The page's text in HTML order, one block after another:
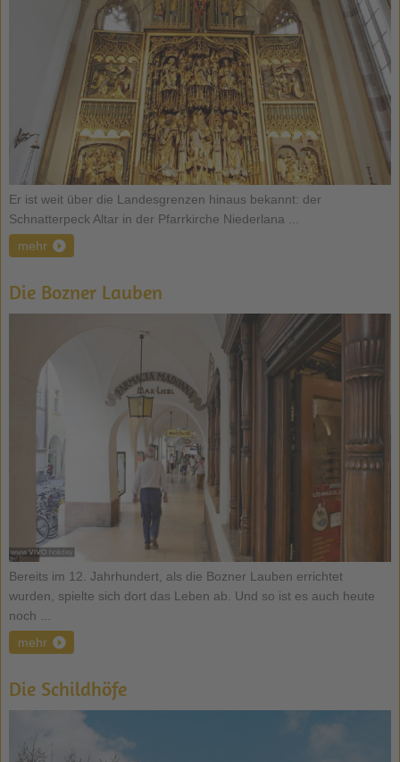
Er ist weit über die Landesgrenzen hinaus bekannt: der
Schnatterpeck Altar in der Pfarrkirche Niederlana ...
mehr
Die Bozner Lauben
Bereits im 12. Jahrhundert, als die Bozner Lauben errichtet
wurden, spielte sich dort das Leben ab. Und so ist es auch heute
noch ...
mehr
Die Schildhöfe